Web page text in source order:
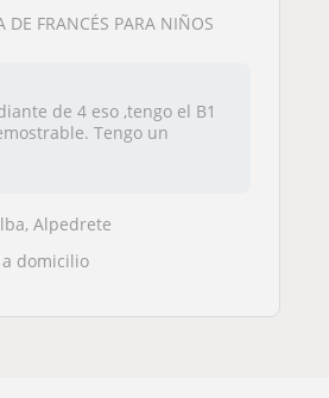
DE FRANCÉS PARA NIÑOS
de 4 eso ,tengo el B1
Tengo un
Alpedrete
a domicilio